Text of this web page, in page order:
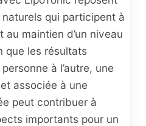
qui participent à
maintien d’un niveau
que les résultats
à l’autre, une
associée à une
peut contribuer à
importants pour un